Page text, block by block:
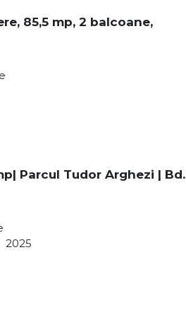
85,5 mp, 2 balcoane,
Parcul Tudor Arghezi | Bd.
2025